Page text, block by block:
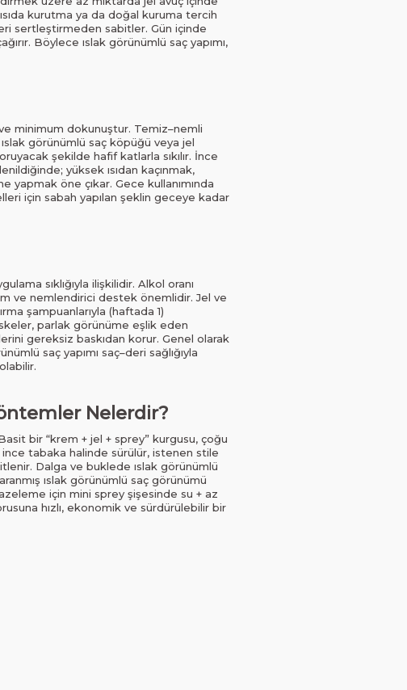
ısıda kurutma ya da doğal kuruma tercih
sertleştirmeden sabitler. Gün içinde
Böylece ıslak görünümlü saç yapımı,
minimum dokunuştur. Temiz–nemli
görünümlü saç köpüğü veya jel
şekilde hafif katlarla sıkılır. İnce
yüksek ısıdan kaçınmak,
öne çıkar. Gece kullanımında
için sabah yapılan şeklin geceye kadar
sıklığıyla ilişkilidir. Alkol oranı
ve nemlendirici destek önemlidir. Jel ve
şampuanlarıyla (haftada 1)
parlak görünüme eşlik eden
gereksiz baskıdan korur. Genel olarak
saç yapımı saç–deri sağlığıyla
Nelerdir?
bir “krem + jel + sprey” kurgusu, çoğu
ince tabaka halinde sürülür, istenen stile
Dalga ve buklede ıslak görünümlü
ıslak görünümlü saç görünümü
için mini sprey şişesinde su + az
hızlı, ekonomik ve sürdürülebilir bir